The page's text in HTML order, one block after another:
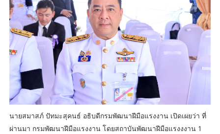
นายสมาสภ์ ปัทมะสุคนธ์ อธิบดีกรมพัฒนาฝีมือแรงงาน เปิดเผยว่า ที่
ผ่านมา กรมพัฒนาฝีมือแรงงาน โดยสถาบันพัฒนาฝีมือแรงงงาน 1